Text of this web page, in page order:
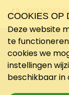
COOKIES OP
Deze website
te
cookies we
instellingen
beschikbaar in